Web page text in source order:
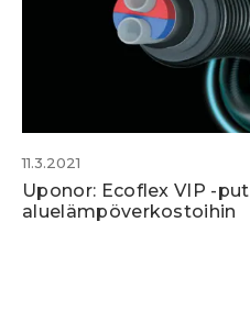
11.3.2021
Uponor: Ecoflex VIP -
aluelämpöverkostoihin